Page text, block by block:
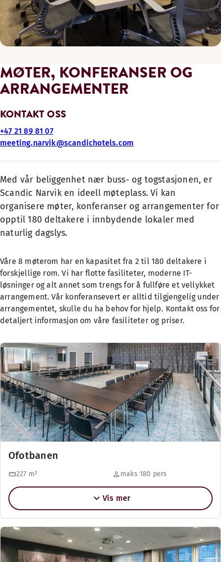
MØTER, KONFERANSER OG
ARRANGEMENTER
KONTAKT OSS
+47 21 89 81 07
meeting.narvik@scandichotels.com
Med vår beliggenhet nær buss- og togstasjonen, er
Scandic Narvik en ideell møteplass. Vi kan
organisere møter, konferanser og arrangementer for
opptil 180 deltakere i innbydende lokaler med
naturlig dagslys.
Våre 8 møterom har en kapasitet fra 2 til 180 deltakere i
forskjellige rom. Vi har flotte fasiliteter, moderne IT-
løsninger og alt annet som trengs for å fullføre et vellykket
arrangement. Vår konferansevert er alltid tilgjengelig under
arrangementet, skulle du ha behov for hjelp. Kontakt oss for
detaljert informasjon om våre fasiliteter og priser.
Ofotbanen
227 m² maks 180 pers
Vis mer